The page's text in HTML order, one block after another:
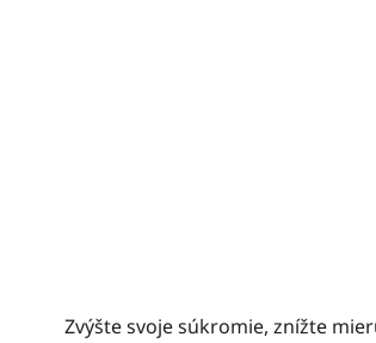
Zvýšte svoje súkromie, znížte